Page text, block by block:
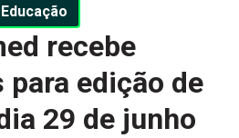
Educação
recebe
edição de
29 de junho